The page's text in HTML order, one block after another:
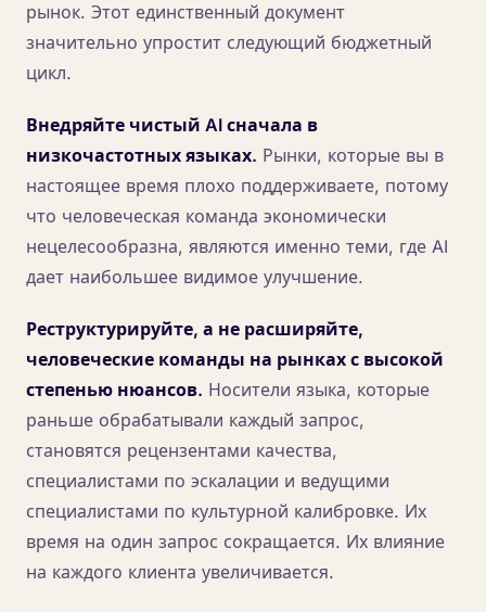
рынок. Этот единственный документ
значительно упростит следующий бюджетный
цикл.
Внедряйте чистый AI сначала в
низкочастотных языках. Рынки, которые вы в
настоящее время плохо поддерживаете, потому
что человеческая команда экономически
нецелесообразна, являются именно теми, где AI
дает наибольшее видимое улучшение.
Реструктурируйте, а не расширяйте,
человеческие команды на рынках с высокой
степенью нюансов. Носители языка, которые
раньше обрабатывали каждый запрос,
становятся рецензентами качества,
специалистами по эскалации и ведущими
специалистами по культурной калибровке. Их
время на один запрос сокращается. Их влияние
на каждого клиента увеличивается.